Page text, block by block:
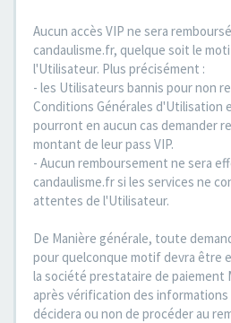
Aucun accès VIP ne sera
candaulisme.fr, quelque soit le
l'Utilisateur. Plus précisément :
- les Utilisateurs bannis pour non
Conditions Générales d'Utilisation
pourront en aucun cas demander
montant de leur pass VIP.
- Aucun remboursement ne sera
candaulisme.fr si les services ne
attentes de l'Utilisateur.
De Manière générale, toute
pour quelconque motif devra être
la société prestataire de paiement
après vérification des
décidera ou non de procéder au